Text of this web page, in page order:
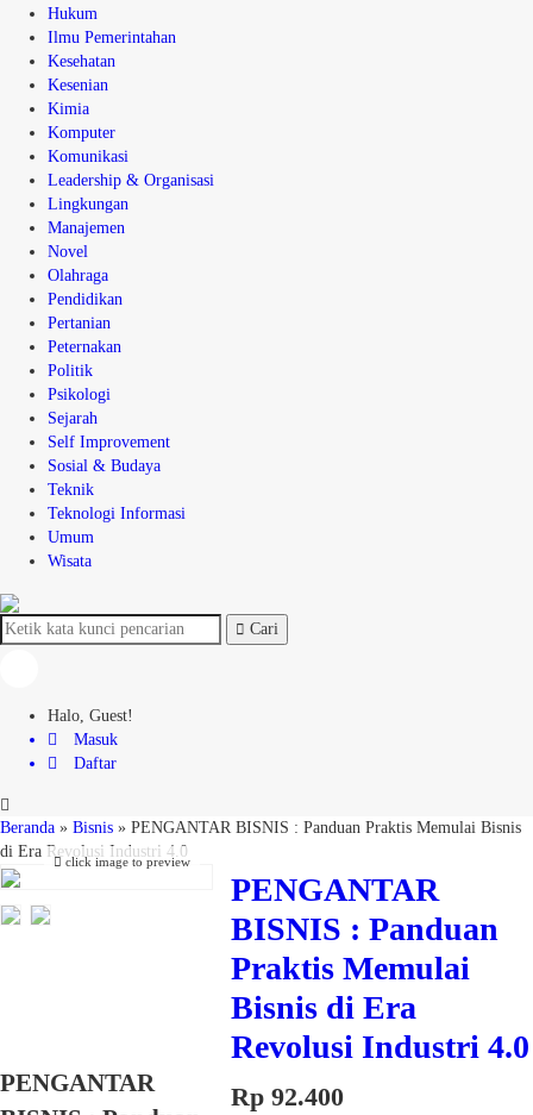
Hukum
Ilmu Pemerintahan
Kesehatan
Kesenian
Kimia
Komputer
Komunikasi
Leadership & Organisasi
Lingkungan
Manajemen
Novel
Olahraga
Pendidikan
Pertanian
Peternakan
Politik
Psikologi
Sejarah
Self Improvement
Sosial & Budaya
Teknik
Teknologi Informasi
Umum
Wisata
Cari
Halo, Guest!
Masuk
Daftar
Beranda » Bisnis » PENGANTAR BISNIS : Panduan Praktis Memulai Bisnis
di Era Revolusi Industri 4.0
click image to preview
PENGANTAR
BISNIS : Panduan
Praktis Memulai
Bisnis di Era
Revolusi Industri 4.0
Rp 92.400
PENGANTAR